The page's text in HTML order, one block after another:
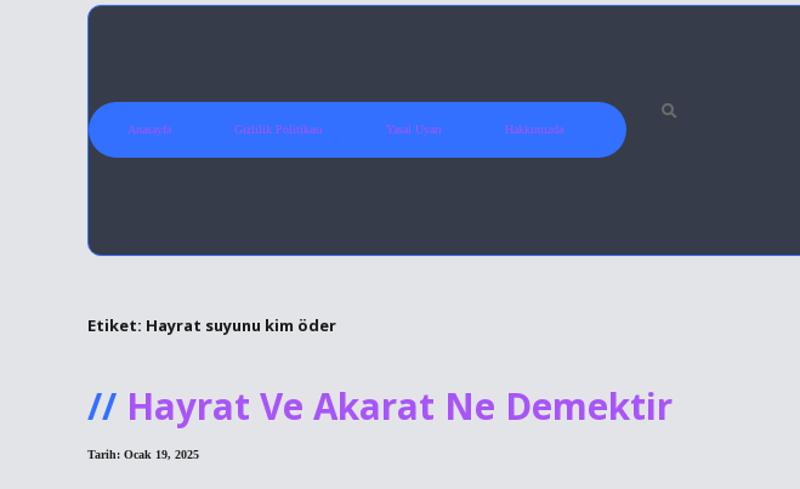
Anasayfa Gizlilik Politikası Yasal Uyarı Hakkımızda
Etiket: Hayrat suyunu kim öder
Hayrat Ve Akarat Ne Demektir
Tarih: Ocak 19, 2025